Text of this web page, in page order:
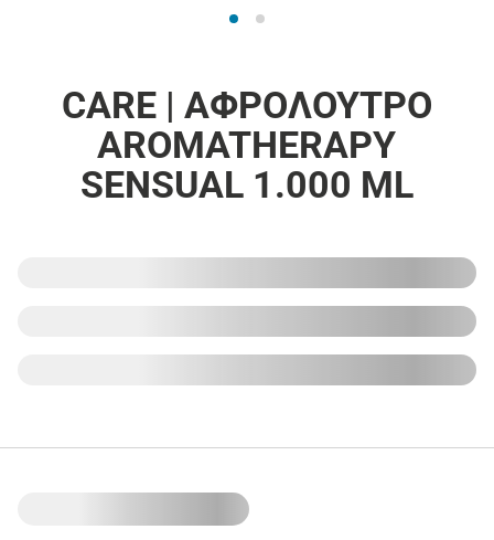
CARE | ΑΦΡΟΛΟΥΤΡΟ
AROMATHERAPY
SENSUAL 1.000 ML